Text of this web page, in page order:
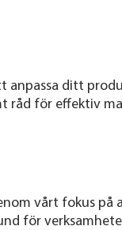
anpassa ditt
råd för effektiv
vårt fokus på
för